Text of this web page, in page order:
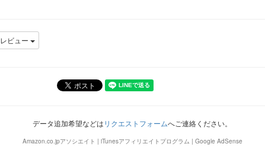
レビュー
データ追加希望などはリクエストフォームへご連絡ください。
Amazon.co.jpアソシエイト | iTunesアフィリエイトプログラム | Google AdSense